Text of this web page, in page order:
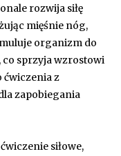
rozwija siłę
mięśnie nóg,
organizm do
sprzyja wzrostowi
ćwiczenia z
zapobiegania
siłowe,